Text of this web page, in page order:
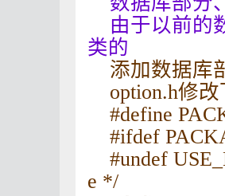
由于以前的
类的
添加数据库
option.h修改
#define
#ifdef
#undef
e */